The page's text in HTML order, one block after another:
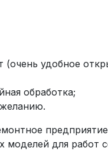
удобное
обработка;
для работ